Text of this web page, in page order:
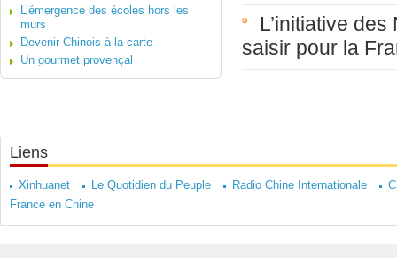
L’émergence des écoles hors les
murs
Devenir Chinois à la carte
Un gourmet provençal
L’initiative
saisir pour la
Liens
Xinhuanet Le Quotidien du Peuple Radio Chine Internationale
France en Chine